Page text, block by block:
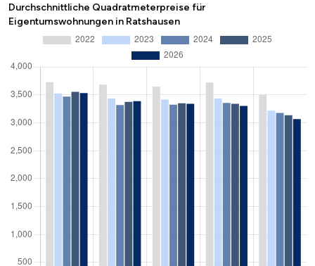
Durchschnittliche Quadratmeterpreise für
Eigentumswohnungen in Ratshausen